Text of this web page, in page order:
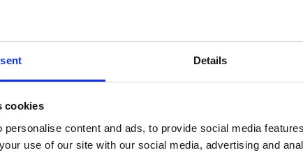
Details
cookies
personalise content and ads, to provide social media
use of our site with our social media, advertising and